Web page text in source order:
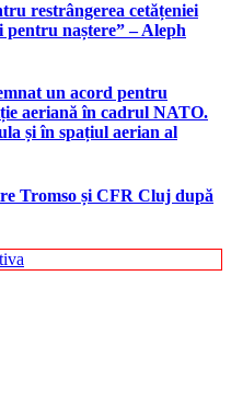
restrângerea cetățeniei
naștere” – Aleph
un acord pentru
aeriană în cadrul NATO.
și în spațiul aerian al
Tromso și CFR Cluj după